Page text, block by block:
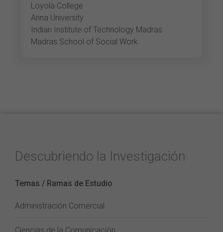
Loyola College
Anna University
Indian Institute of Technology Madras
Madras School of Social Work
Descubriendo la Investigación
Temas / Ramas de Estudio
Administración Comercial